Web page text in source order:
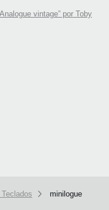
vintage” por Toby
minilogue